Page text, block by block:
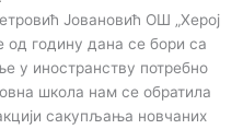
Јовановић ОШ „Херој
годину дана се бори са
у иностранству потребно
школа нам се обратила
сакупљања новчаних